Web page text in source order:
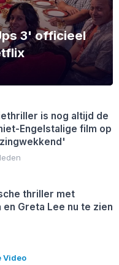
3' officieel
is nog altijd de
Engelstalige film op
thriller met
en Greta Lee nu te zien
Video